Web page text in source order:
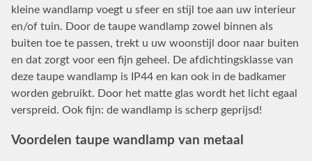
kleine wandlamp voegt u sfeer en stijl toe aan uw interieur
en/of tuin. Door de taupe wandlamp zowel binnen als
buiten toe te passen, trekt u uw woonstijl door naar buiten
en dat zorgt voor een fijn geheel. De afdichtingsklasse van
deze taupe wandlamp is IP44 en kan ook in de badkamer
worden gebruikt. Door het matte glas wordt het licht egaal
verspreid. Ook fijn: de wandlamp is scherp geprijsd!
Voordelen taupe wandlamp van metaal